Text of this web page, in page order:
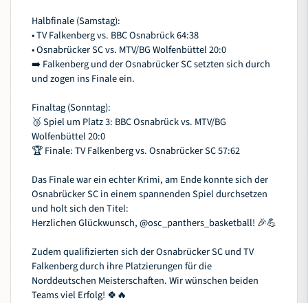
Halbfinale (Samstag):
• TV Falkenberg vs. BBC Osnabrück 64:38
• Osnabrücker SC vs. MTV/BG Wolfenbüttel 20:0
➡️ Falkenberg und der Osnabrücker SC setzten sich durch
und zogen ins Finale ein.
Finaltag (Sonntag):
🥉 Spiel um Platz 3: BBC Osnabrück vs. MTV/BG
Wolfenbüttel 20:0
🏆 Finale: TV Falkenberg vs. Osnabrücker SC 57:62
Das Finale war ein echter Krimi, am Ende konnte sich der
Osnabrücker SC in einem spannenden Spiel durchsetzen
und holt sich den Titel:
Herzlichen Glückwunsch,@osc_panthers_basketball! 🎉💪
Zudem qualifizierten sich der Osnabrücker SC und TV
Falkenberg durch ihre Platzierungen für die
Norddeutschen Meisterschaften. Wir wünschen beiden
Teams viel Erfolg! 🍀🔥